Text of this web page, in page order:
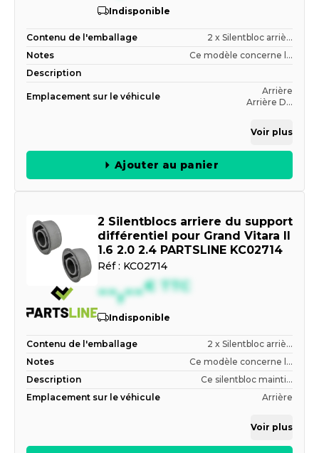
Indisponible
Contenu de l'emballage
2 x Silentbloc arriè...
Notes
Ce modèle concerne l...
Description
Emplacement sur le véhicule
Arrière
Arrière D...
Voir plus
Ajouter au panier
2 Silentblocs arriere du support
différentiel pour Grand Vitara II
1.6 2.0 2.4 PARTSLINE KC02714
Réf : KC02714
--,--€ TTC
Indisponible
Contenu de l'emballage
2 x Silentbloc arriè...
Notes
Ce modèle concerne l...
Description
Ce silentbloc mainti...
Emplacement sur le véhicule
Arrière
Voir plus